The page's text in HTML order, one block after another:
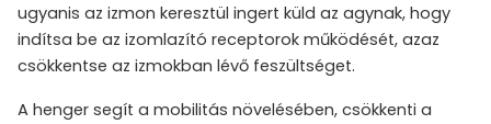
ugyanis az izmon keresztül ingert küld az agynak, hogy
indítsa be az izomlazító receptorok működését, azaz
csökkentse az izmokban lévő feszültséget.
A henger segít a mobilitás növelésében, csökkenti a